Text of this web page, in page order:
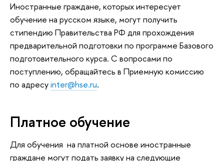
Иностранные граждане, которых интересует
обучение на русском языке, могут получить
стипендию Правительства РФ для прохождения
предварительной подготовки по программе Базового
подготовительного курса. C вопросами по
поступлению, обращайтесь в Приемную комиссию
по адресуinter@hse.ru.
Платное обучение
Для обучения на платной основе иностранные
граждане могут подать заявку на следующие